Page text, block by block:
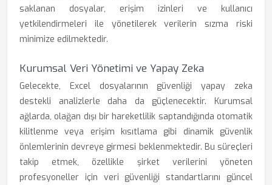
saklanan dosyalar, erişim izinleri ve kullanıcı
yetkilendirmeleri ile yönetilerek verilerin sızma riski
minimize edilmektedir.
Kurumsal Veri Yönetimi ve Yapay Zeka
Gelecekte, Excel dosyalarının güvenliği yapay zeka
destekli analizlerle daha da güçlenecektir. Kurumsal
ağlarda, olağan dışı bir hareketlilik saptandığında otomatik
kilitlenme veya erişim kısıtlama gibi dinamik güvenlik
önlemlerinin devreye girmesi beklenmektedir. Bu süreçleri
takip etmek, özellikle şirket verilerini yöneten
profesyoneller için veri güvenliği standartlarını güncel